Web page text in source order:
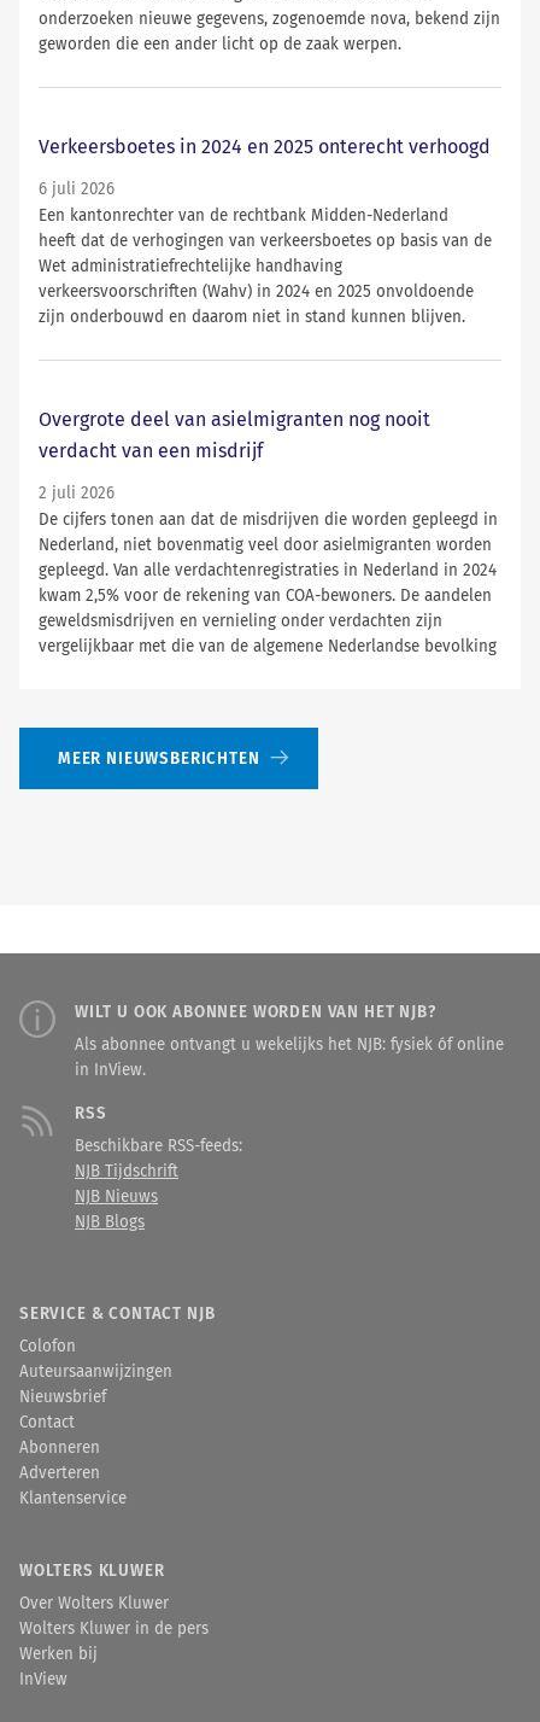
onderzoeken nieuwe gegevens, zogenoemde nova, bekend zijn
geworden die een ander licht op de zaak werpen.
Verkeersboetes in 2024 en 2025 onterecht verhoogd
6 juli 2026
Een kantonrechter van de rechtbank Midden-Nederland
heeft dat de verhogingen van verkeersboetes op basis van de
Wet administratiefrechtelijke handhaving
verkeersvoorschriften (Wahv) in 2024 en 2025 onvoldoende
zijn onderbouwd en daarom niet in stand kunnen blijven.
Overgrote deel van asielmigranten nog nooit
verdacht van een misdrijf
2 juli 2026
De cijfers tonen aan dat de misdrijven die worden gepleegd in
Nederland, niet bovenmatig veel door asielmigranten worden
gepleegd. Van alle verdachtenregistraties in Nederland in 2024
kwam 2,5% voor de rekening van COA-bewoners. De aandelen
geweldsmisdrijven en vernieling onder verdachten zijn
vergelijkbaar met die van de algemene Nederlandse bevolking
MEER NIEUWSBERICHTEN
WILT U OOK ABONNEE WORDEN VAN HET NJB?
Als abonnee ontvangt u wekelijks het NJB: fysiek óf online
in InView.
RSS
Beschikbare RSS-feeds:
NJB Tijdschrift
NJB Nieuws
NJB Blogs
SERVICE & CONTACT NJB
Colofon
Auteursaanwijzingen
Nieuwsbrief
Contact
Abonneren
Adverteren
Klantenservice
WOLTERS KLUWER
Over Wolters Kluwer
Wolters Kluwer in de pers
Werken bij
InView